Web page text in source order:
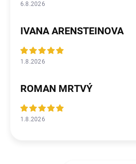
6.8.2026
IVANA ARENSTEINOVA
1.8.2026
ROMAN MRTVÝ
1.8.2026